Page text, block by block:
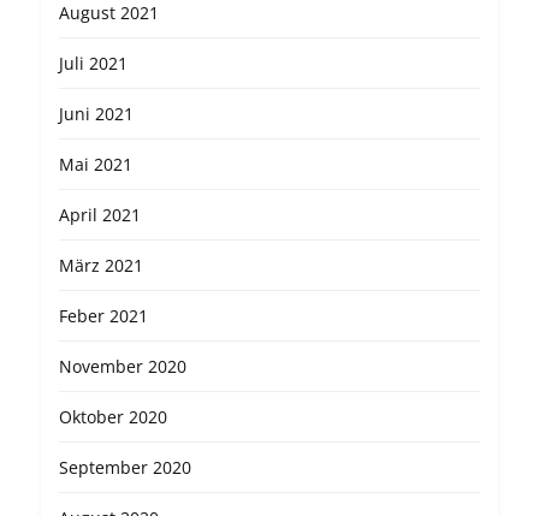
August 2021
Juli 2021
Juni 2021
Mai 2021
April 2021
März 2021
Feber 2021
November 2020
Oktober 2020
September 2020